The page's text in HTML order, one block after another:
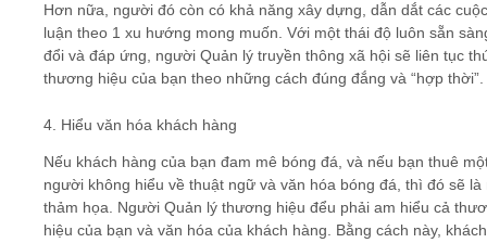
Hơn nữa, người đó còn có khả năng xây dựng, dẫn dắt các
luận theo 1 xu hướng mong muốn. Với một thái độ luôn sẵn
đổi và đáp ứng, người Quản lý truyền thông xã hội sẽ liên tục
thương hiệu của bạn theo những cách đúng đắng và “hợp thời”.
4. Hiểu văn hóa khách hàng
Nếu khách hàng của bạn đam mê bóng đá, và nếu bạn thuê
người không hiểu về thuật ngữ và văn hóa bóng đá, thì đó sẽ là
thảm họa. Người Quản lý thương hiệu đểu phải am hiểu cả
hiệu của bạn và văn hóa của khách hàng. Bằng cách này,